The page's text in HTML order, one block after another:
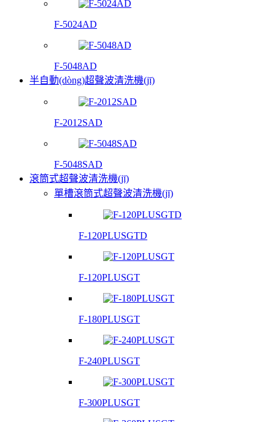
F-5024AD
F-5048AD
半自動(dòng)超聲波清洗機(jī)
F-2012SAD
F-5048SAD
滾筒式超聲波清洗機(jī)
單槽滾筒式超聲波清洗機(jī)
F-120PLUSGTD
F-120PLUSGT
F-180PLUSGT
F-240PLUSGT
F-300PLUSGT